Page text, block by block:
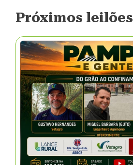
Próximos leilões